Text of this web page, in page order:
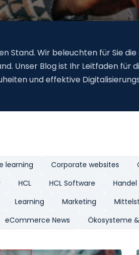
Stand. Wir beleuchten für Sie die
Unser Blog ist Ihr Leitfaden für
und effektive
learning Corporate websites
HCL HCL Software Handel
Learning Marketing
eCommerce News Ökosysteme